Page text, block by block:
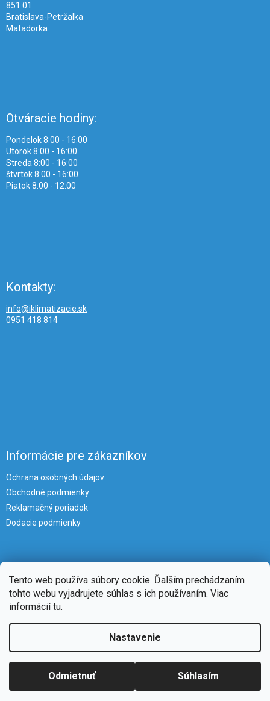
Tento web používa súbory cookie. Ďalším prechádzaním
tohto webu vyjadrujete súhlas s ich používaním. Viac
informáciítu.
Nastavenie
Odmietnuť Súhlasím
851 01
Bratislava-Petržalka
Matadorka
Otváracie hodiny:
Pondelok 8:00 - 16:00
Utorok 8:00 - 16:00
Streda 8:00 - 16:00
štvrtok 8:00 - 16:00
Piatok 8:00 - 12:00
Kontakty:
info@iklimatizacie.sk
0951 418 814
Informácie pre zákazníkov
Ochrana osobných údajov
Obchodné podmienky
Reklamačný poriadok
Dodacie podmienky
. Všetky práva vyhradené.